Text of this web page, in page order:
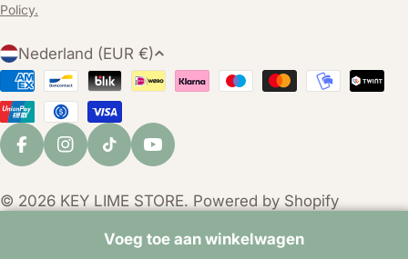
Policy.
L
a
n
d
/
e
g
Nederland (EUR €)
Betaalmethoden
FacebookInstagram
TikTokYouTube
© 2026 KEY LIME STORE. Powered by Shopify
Voeg toe aan winkelwagen